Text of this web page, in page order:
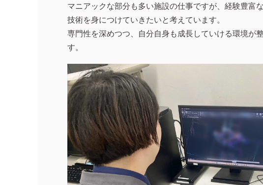
マニアックな部分も多い施設の仕事ですが、経験豊富
技術を身につけていきたいと考えています。
専門性を深めつつ、自分自身も成長していける環境が
す。